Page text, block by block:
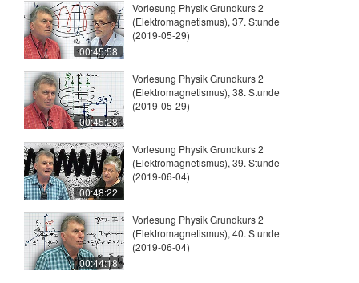
00:45:58
Vorlesung Physik Grundkurs 2
(Elektromagnetismus), 37. Stunde
(2019-05-29)
00:45:28
Vorlesung Physik Grundkurs 2
(Elektromagnetismus), 38. Stunde
(2019-05-29)
00:48:22
Vorlesung Physik Grundkurs 2
(Elektromagnetismus), 39. Stunde
(2019-06-04)
00:44:18
Vorlesung Physik Grundkurs 2
(Elektromagnetismus), 40. Stunde
(2019-06-04)